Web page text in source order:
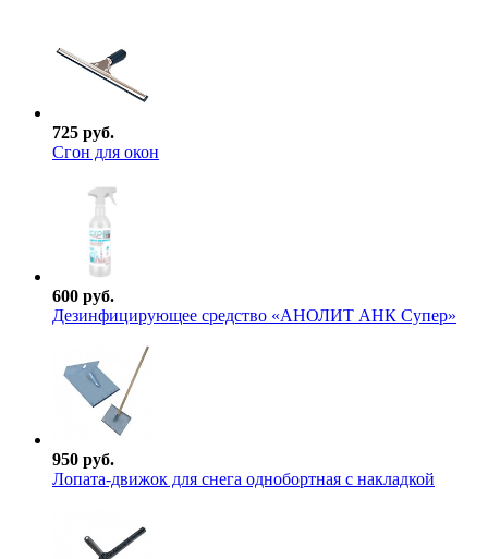
725 руб.
Сгон для окон
600 руб.
Дезинфицирующее средство «АНОЛИТ АНК Супер»
950 руб.
Лопата-движок для снега однобортная с накладкой